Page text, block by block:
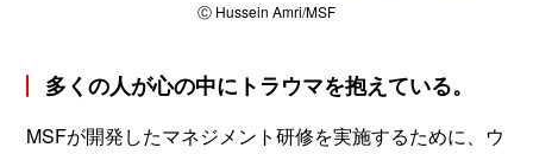
Ⓒ Hussein Amri/MSF
多くの人が心の中にトラウマを抱えている。
MSFが開発したマネジメント研修を実施するために、ウ